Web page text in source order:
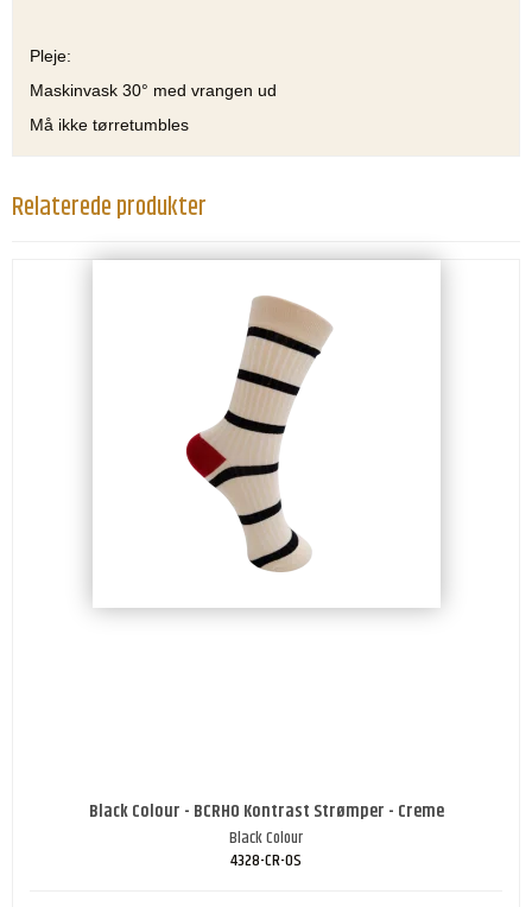
Pleje:
Maskinvask 30° med vrangen ud
Må ikke tørretumbles
Relaterede produkter
Black Colour - BCRHO Kontrast Strømper - Creme
Black Colour
4328-CR-OS